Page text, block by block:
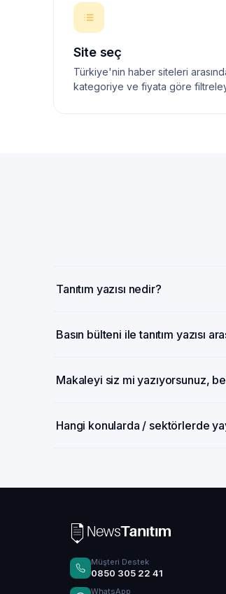
Site seç
Türkiye'nin haber siteleri
kategoriye ve fiyata göre
Tanıtım yazısı nedir?
Basın bülteni ile tanıtım yazısı
Makaleyi siz mi yazıyorsunuz,
Hangi konularda / sektörlerde
Müşteri Destek
0850 305 22 41
WhatsApp